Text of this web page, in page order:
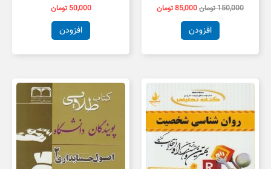
150,000تومان85,000تومان
افزودن
50,000 تومان
افزودن